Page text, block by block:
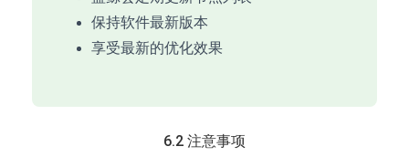
保持软件最新版本
享受最新的优化效果
6.2 注意事项